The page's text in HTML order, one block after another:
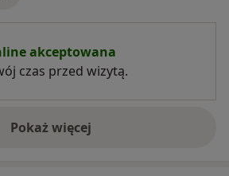
akceptowana
czas przed wizytą.
Pokaż więcejo doświadczeniu